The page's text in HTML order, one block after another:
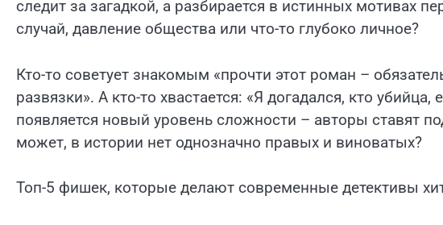
следит за загадкой, а разбирается в истинных мотивах
случай, давление общества или что-то глубоко личное?
Кто-то советует знакомым «прочти этот роман –
развязки». А кто-то хвастается: «Я догадался, кто
появляется новый уровень слож­ности – авторы ставят
может, в истории нет однозначно правых и виноватых?
Топ-5 фишек, которые делают современные детективы